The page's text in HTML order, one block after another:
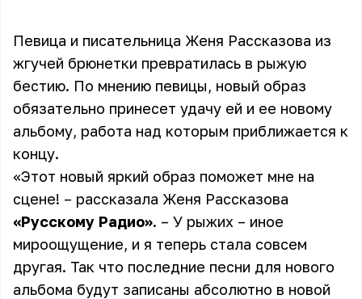
Певица и писательница Женя Рассказова из
жгучей брюнетки превратилась в рыжую
бестию. По мнению певицы, новый образ
обязательно принесет удачу ей и ее новому
альбому, работа над которым приближается к
концу.
«Этот новый яркий образ поможет мне на
сцене! – рассказала Женя Рассказова
«Русскому Радио». – У рыжих – иное
мироощущение, и я теперь стала совсем
другая. Так что последние песни для нового
альбома будут записаны абсолютно в новой